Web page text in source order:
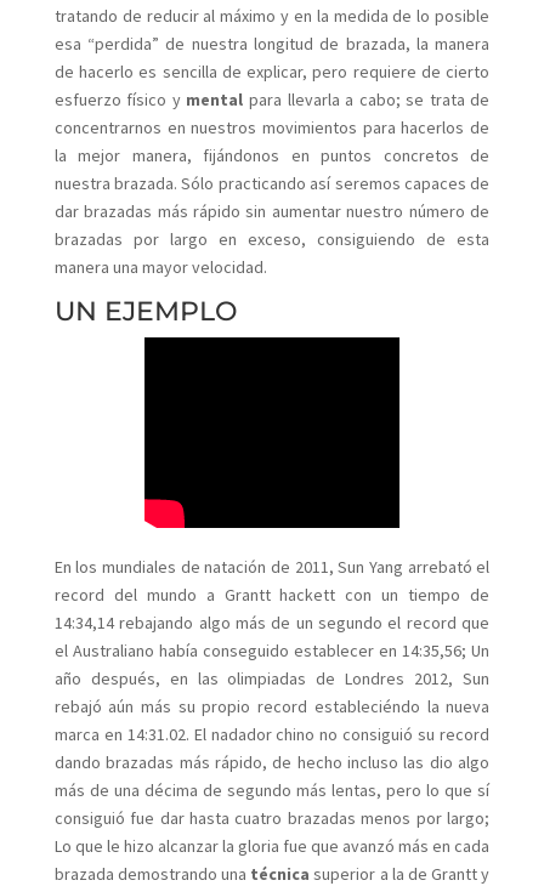
tratando de reducir al máximo y en la medida de lo posible
esa “perdida” de nuestra longitud de brazada, la manera
de hacerlo es sencilla de explicar, pero requiere de cierto
esfuerzo físico y mental para llevarla a cabo; se trata de
concentrarnos en nuestros movimientos para hacerlos de
la mejor manera, fijándonos en puntos concretos de
nuestra brazada. Sólo practicando así seremos capaces de
dar brazadas más rápido sin aumentar nuestro número de
brazadas por largo en exceso, consiguiendo de esta
manera una mayor velocidad.
UN EJEMPLO
En los mundiales de natación de 2011, Sun Yang arrebató el
record del mundo a Grantt hackett con un tiempo de
14:34,14 rebajando algo más de un segundo el record que
el Australiano había conseguido establecer en 14:35,56; Un
año después, en las olimpiadas de Londres 2012, Sun
rebajó aún más su propio record estableciéndo la nueva
marca en 14:31.02. El nadador chino no consiguió su record
dando brazadas más rápido, de hecho incluso las dio algo
más de una décima de segundo más lentas, pero lo que sí
consiguió fue dar hasta cuatro brazadas menos por largo;
Lo que le hizo alcanzar la gloria fue que avanzó más en cada
brazada demostrando una técnica superior a la de Grantt y